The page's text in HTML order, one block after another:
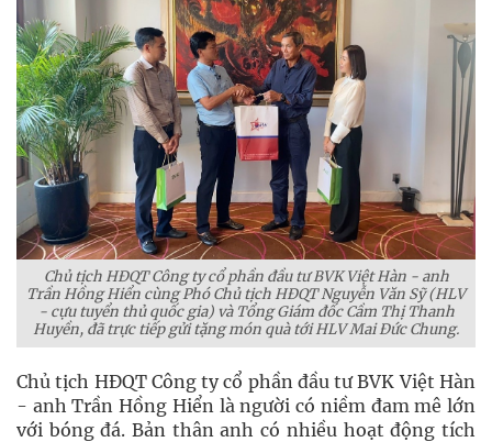
Chủ tịch HĐQT Công ty cổ phần đầu tư BVK Việt Hàn - anh
Trần Hồng Hiển cùng Phó Chủ tịch HĐQT Nguyễn Văn Sỹ (HLV
- cựu tuyển thủ quốc gia) và Tổng Giám đốc Cầm Thị Thanh
Huyền, đã trực tiếp gửi tặng món quà tới HLV Mai Đức Chung.
Chủ tịch HĐQT Công ty cổ phần đầu tư BVK Việt Hàn
- anh Trần Hồng Hiển là người có niềm đam mê lớn
với bóng đá. Bản thân anh có nhiều hoạt động tích